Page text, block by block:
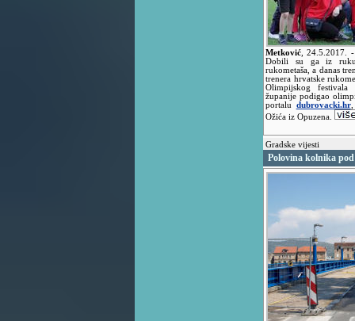
Metković ,24.5.2017.
Dobili su ga iz ruku
rukometaša, a danas
trenera hrvatske
Olimpijskog festivala
županije podigao
portalu dubrovacki.hr,
Ožića iz Opuzena.
Gradske vijesti
Polovina kolnika